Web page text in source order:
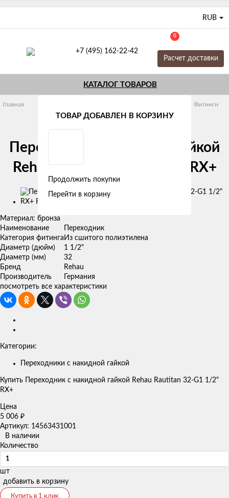
RUB
+7 (495) 162-22-42
0
Расчет доставки
КАТАЛОГ ТОВАРОВ
Главная
Фитинги
Rehau Rautitan
Переходники с накидной гайкой
Переходник с накидной гайкой
Rehau Rautitan 32-G1 1/2" RX+
Изображения
товаров
Материал: бронза
Наименование
Переходник
Категория фитинга Из сшитого полиэтилена
Диаметр (дюйм)
1 1/2"
Диаметр (мм)
32
Бренд
Rehau
Производитель
Германия
посмотреть все характеристики
Категории:
Переходники с накидной гайкой
Купить Переходник с накидной гайкой Rehau Rautitan 32-G1 1/2"
RX+
Цена
5 006 ₽
Артикул: 14563431001
В наличии
Количество
шт
добавить в корзину
Купить в 1 клик
ТОВАР ДОБАВЛЕН В КОРЗИНУ
Продолжить покупки
Перейти в корзину